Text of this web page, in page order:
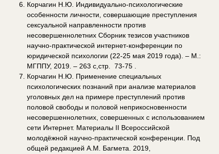
Корчагин Н.Ю. Индивидуально-психологические
особенности личности, совершающие преступления
сексуальной направленности против
несовершеннолетних Сборник тезисов участников
научно-практической интернет-конференции по
юридической психологии (22-25 мая 2019 года). – М.:
МГППУ, 2019. – 263 с,стр. 73-75 .
Корчагин Н.Ю. Применение специальных
психологических познаний при анализе материалов
уголовных дел на примере преступлений против
половой свободы и половой неприкосновенности
несовершеннолетних, совершенных с использованием
сети Интернет. Материалы II Всероссийской
молодёжной научно-практической конференции. Под
общей редакцией А.М. Багмета. 2019,